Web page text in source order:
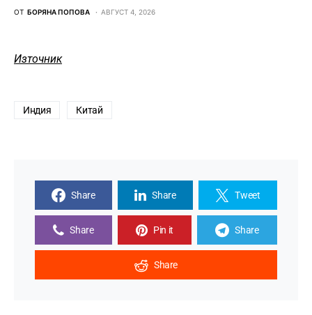
ОТ БОРЯНА ПОПОВА АВГУСТ 4, 2026
Източник
Индия Китай
Share Share Tweet
Share Pin it Share
Share